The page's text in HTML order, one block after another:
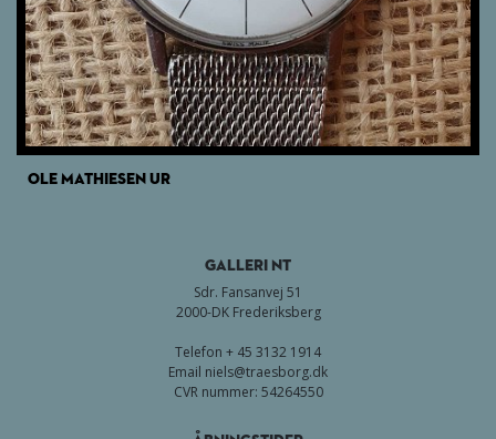
OLE MATHIESEN UR
GALLERI NT
Sdr. Fansanvej 51
2000-DK Frederiksberg
Telefon + 45 3132 1914
Email niels@traesborg.dk
CVR nummer: 54264550